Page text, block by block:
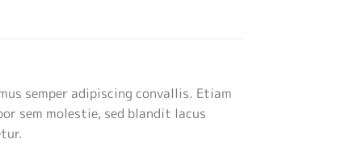
semper adipiscing convallis. Etiam
sem molestie, sed blandit lacus